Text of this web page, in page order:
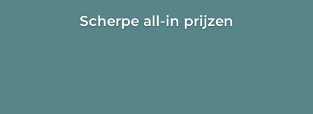
Scherpe all-in prijzen